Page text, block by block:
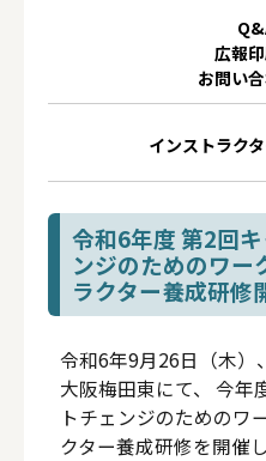
広報
お問い
インストラク
令和6年度 第2回
ンジのためのワー
ラクター養成研修
令和6年9月26日（木）
大阪梅田東にて、
今年
トチェンジのためのワ
クター養成研修を開催